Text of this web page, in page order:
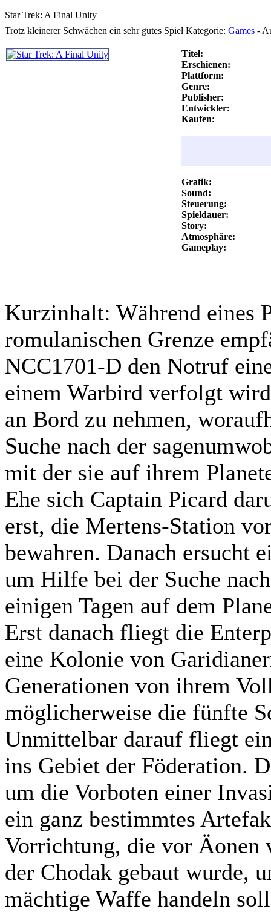
Star Trek: A Final Unity
Trotz kleinerer Schwächen ein sehr gutes Spiel Kategorie: Games -
Titel:
Erschienen:
Plattform:
Genre:
Publisher:
Entwickler:
Kaufen:
Grafik:
Sound:
Steuerung:
Spieldauer:
Story:
Atmosphäre:
Gameplay:
Kurzinhalt: Während eines
romulanischen Grenze
NCC1701-D den Notruf
einem Warbird verfolgt
an Bord zu nehmen,
Suche nach der
mit der sie auf ihrem
Ehe sich Captain Picard
erst, die Mertens-Station
bewahren. Danach ersucht
um Hilfe bei der Suche
einigen Tagen auf dem
Erst danach fliegt die
eine Kolonie von
Generationen von ihrem
möglicherweise die fünfte
Unmittelbar darauf fliegt
ins Gebiet der Föderation.
um die Vorboten einer
ein ganz bestimmtes
Vorrichtung, die vor Äonen
der Chodak gebaut wurde,
mächtige Waffe handeln